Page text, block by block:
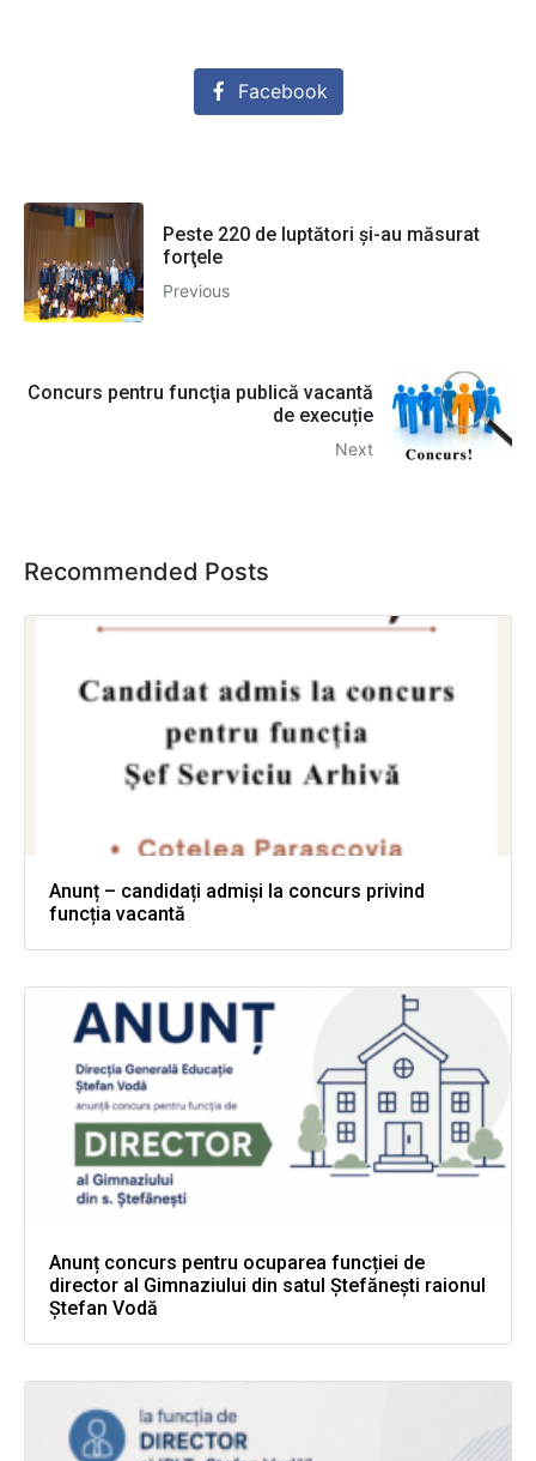
Facebook
Peste 220 de luptători şi-au măsurat
forţele
Previous
Concurs pentru funcţia publică vacantă
de execuție
Next
Recommended Posts
Anunț – candidați admiși la concurs privind
funcția vacantă
Anunț concurs pentru ocuparea funcției de
director al Gimnaziului din satul Ștefănești raionul
Ștefan Vodă